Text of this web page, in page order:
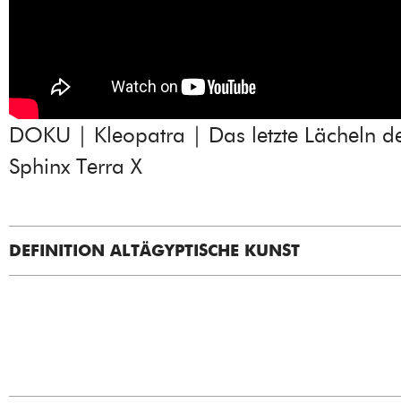
DOKU | Kleopatra | Das letzte Lächeln
Sphinx Terra X
DEFINITION ALTÄGYPTISCHE KUNST